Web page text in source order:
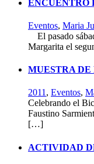
ENCUENTRO
Eventos, Maria
El pasado
Margarita el
MUESTRA DE
2011, Eventos,
Celebrando el
Faustino
[…]
ACTIVIDAD